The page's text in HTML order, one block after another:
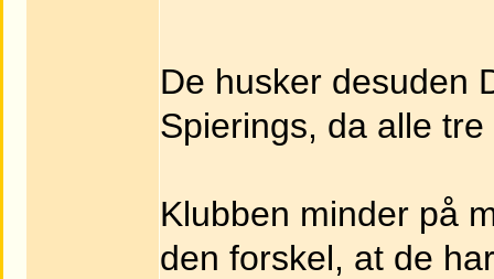
De husker desuden
Spierings, da alle
Klubben minder på
den forskel, at de